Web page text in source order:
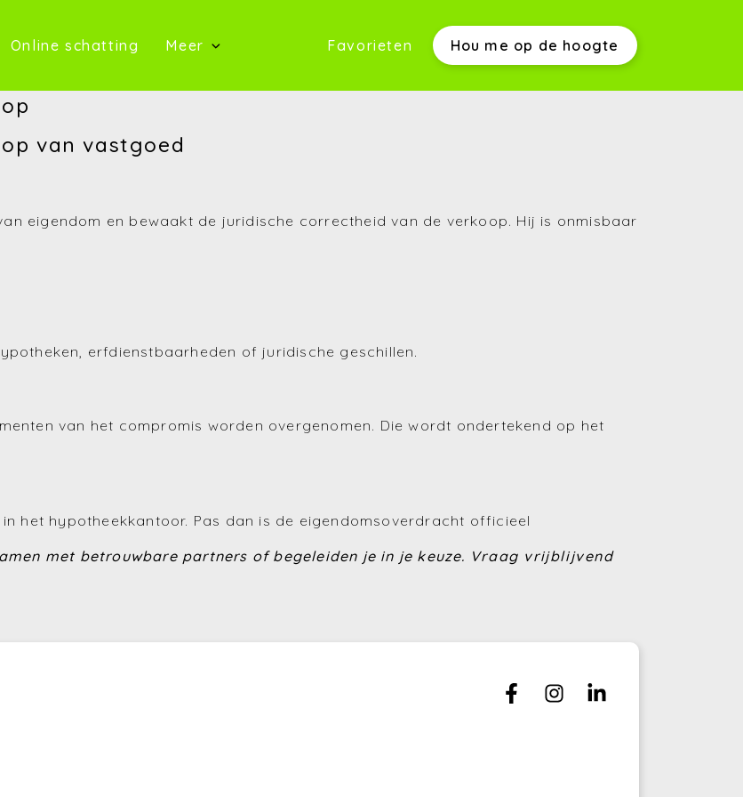
huur)
Online schatting (Online schatting)
Meer
(Onze werkwijze)
(Aankopen)
(Huren en verhuren)
Favorieten Hou me op de hoogte
van vastgoed
eigendom en bewaakt de juridische correctheid van de verkoop. Hij is onmisbaar
erfdienstbaarheden of juridische geschillen.
van het compromis worden overgenomen. Die wordt ondertekend op het
het hypotheekkantoor. Pas dan is de eigendomsoverdracht officieel
met betrouwbare partners of begeleiden je in je keuze. Vraag vrijblijvend